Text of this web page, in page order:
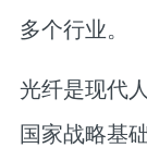
多个行业。
光纤是现代
国家战略基